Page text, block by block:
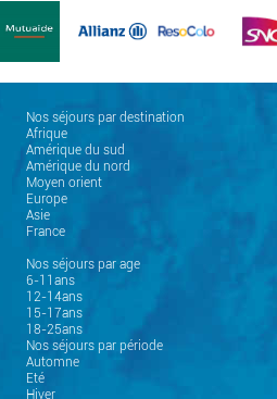
Nos séjours par destination
Afrique
Amérique du sud
Amérique du nord
Moyen orient
Europe
Asie
France
Nos séjours par age
6-11ans
12-14ans
15-17ans
18-25ans
Nos séjours par période
Automne
Eté
Hiver